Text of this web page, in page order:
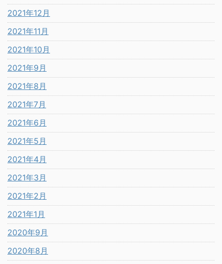
2021年12月
2021年11月
2021年10月
2021年9月
2021年8月
2021年7月
2021年6月
2021年5月
2021年4月
2021年3月
2021年2月
2021年1月
2020年9月
2020年8月